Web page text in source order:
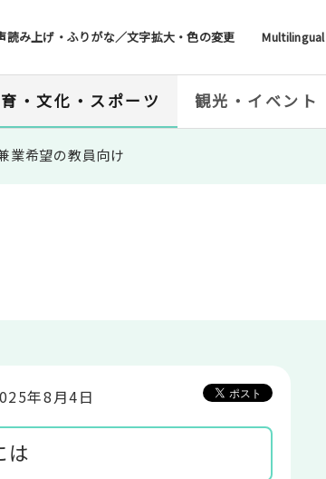
読み上げ・ふりがな／文字拡大・色の変更 Multilingual
・文化・スポーツ 観光・イベント
業希望の教員向け
年8月4日
は